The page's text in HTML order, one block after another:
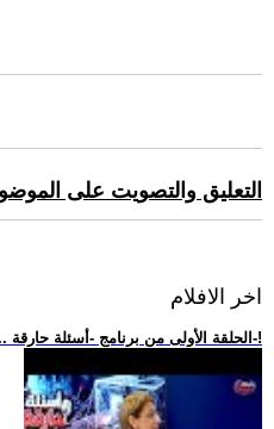
التعليق والتصويت على
اخر الافلام
.. الحلقة الأولى من برنامج -أسئلة حارقة-!